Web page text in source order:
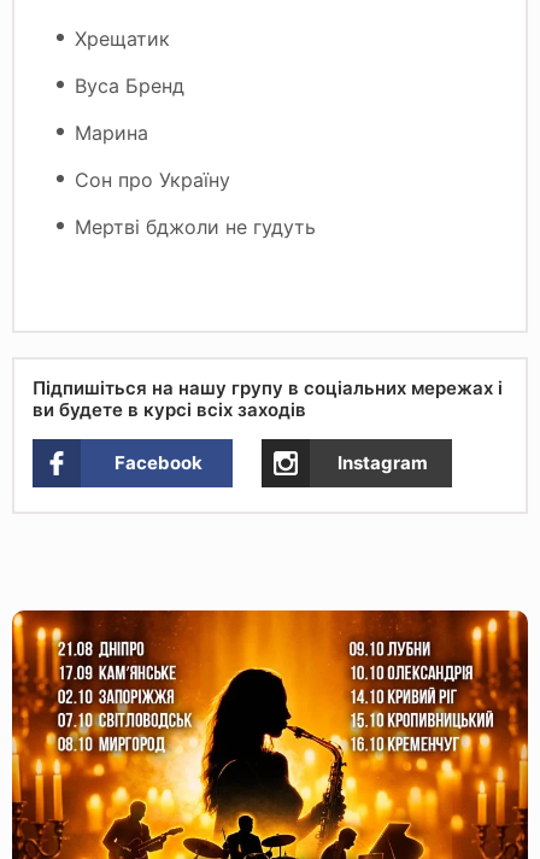
Хрещатик
Вуса Бренд
Марина
Сон про Україну
Мертві бджоли не гудуть
Підпишіться на нашу групу в соціальних мережах і
ви будете в курсі всіх заходів
Facebook Instagram